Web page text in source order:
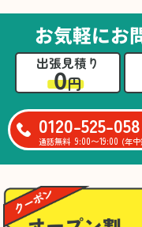
るのは難しかった
葉をいただきまし
が大きい作業に
れたことをスタッ
お気軽にお
出張見積り
0円
0120-525-058
通話無料 9:00〜19:00 (年